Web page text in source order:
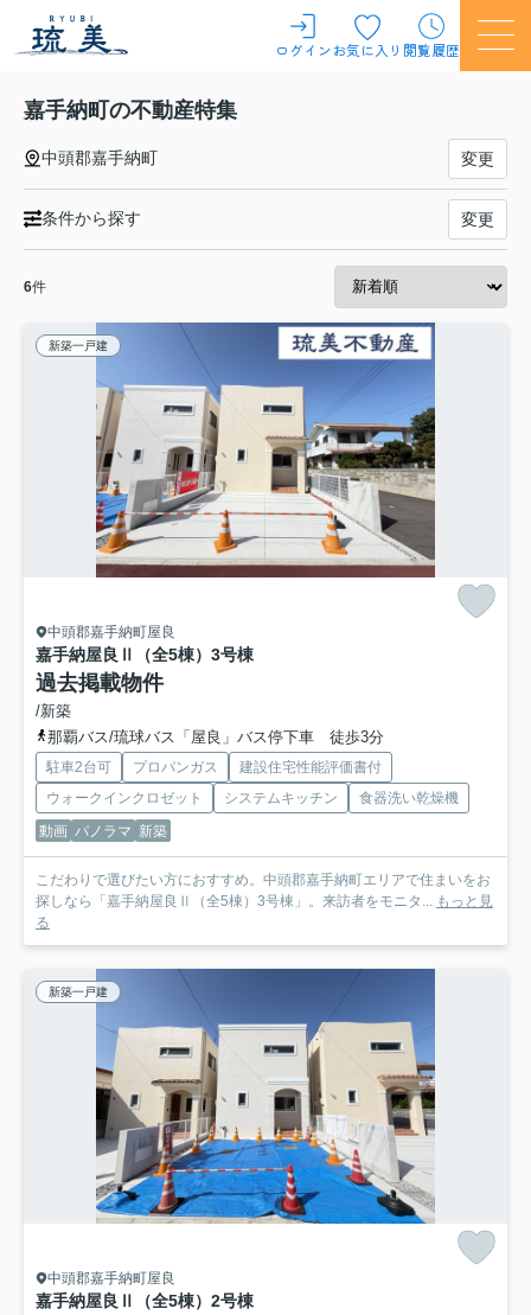
ログインお気に入り 閲覧履歴
嘉手納町の不動産特集
中頭郡嘉手納町 変更
条件から探す 変更
6件
新築一戸建
中頭郡嘉手納町屋良
嘉手納屋良Ⅱ（全5棟）3号棟
過去掲載物件
/新築
那覇バス/琉球バス「屋良」バス停下車 徒歩3分
駐車2台可 プロパンガス
建設住宅性能評価書付
ウォークインクロゼット
システムキッチン
食器洗い乾燥機
動画 パノラマ 新築
こだわりで選びたい方におすすめ。中頭郡嘉手納町エリアで住まいをお
探しなら「嘉手納屋良Ⅱ（全5棟）3号棟」。来訪者をモニタ...
もっと見
る
新築一戸建
中頭郡嘉手納町屋良
嘉手納屋良Ⅱ（全5棟）2号棟